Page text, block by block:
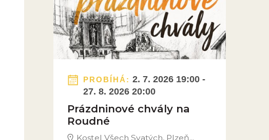
PROBÍHÁ: 2. 7. 2026 19:00 -
27. 8. 2026 20:00
Prázdninové chvály na
Roudné
Kostel Všech Svatých, Plzeň...